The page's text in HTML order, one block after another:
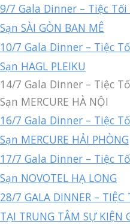
9/7 Gala Dinner – Tiệc
Sạn SÀI GÒN BAN MÊ
10/7 Gala Dinner – Tiệc
Sạn HAGL PLEIKU
14/7 Gala Dinner – Tiệc
Sạn MERCURE HÀ NỘI
16/7 Gala Dinner – Tiệc
Sạn MERCURE HẢI PHÒNG
17/7 Gala Dinner – Tiệc
Sạn NOVOTEL HẠ LONG
28/7 GALA DINNER –
TẠI TRUNG TÂM SỰ KIỆN